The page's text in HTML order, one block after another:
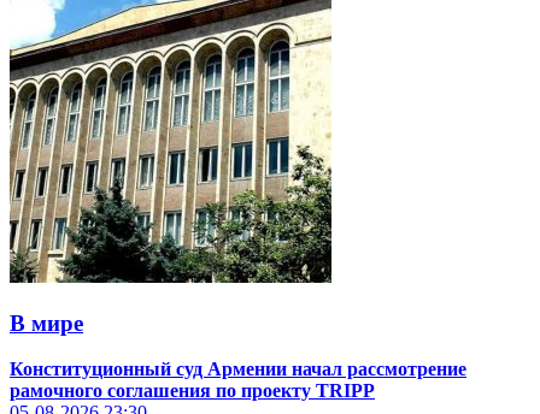
В мире
Конституционный суд Армении начал рассмотрение
рамочного соглашения по проекту TRIPP